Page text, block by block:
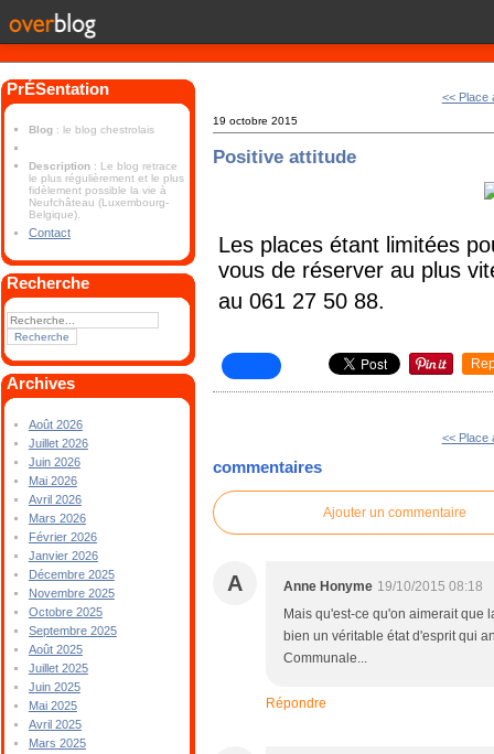
PrÉSentation
Blog : le blog chestrolais
Description : Le blog retrace
le plus régulièrement et le plus
fidèlement possible la vie à
Neufchâteau (Luxembourg-
Belgique).
Contact
Recherche
Archives
Août 2026
Juillet 2026
Juin 2026
Mai 2026
Avril 2026
Mars 2026
Février 2026
Janvier 2026
Décembre 2025
Novembre 2025
Octobre 2025
Septembre 2025
Août 2025
Juillet 2025
Juin 2025
Mai 2025
Avril 2025
Mars 2025
<< Place
19 octobre 2015
Positive attitude
Les places étant limitées
vous de réserver au plus
au 061 27 50 88.
<< Place
commentaires
Ajouter un commentaire
A Anne Honyme 19/10/2015 08:18
Mais qu'est-ce qu'on aimerait que
bien un véritable état d'esprit qui
Communale...
Répondre